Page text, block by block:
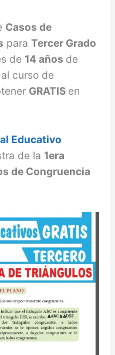
Casos de
para Tercer Grado
de 14 años de
curso de
GRATIS en
Educativo
de la 1era
de Congruencia